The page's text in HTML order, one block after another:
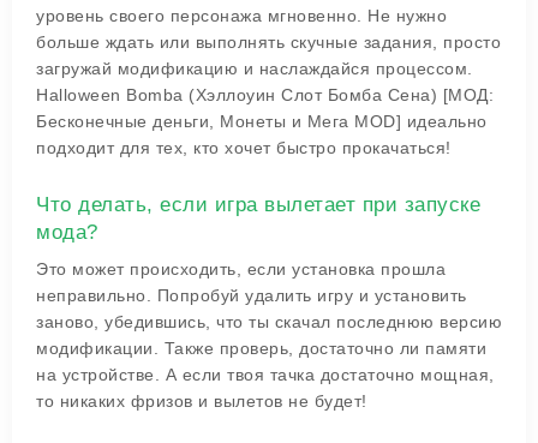
уровень своего персонажа мгновенно. Не нужно
больше ждать или выполнять скучные задания, просто
загружай модификацию и наслаждайся процессом.
Halloween Bomba (Хэллоуин Слот Бомба Сена) [МОД:
Бесконечные деньги, Монеты и Мега MOD] идеально
подходит для тех, кто хочет быстро прокачаться!
Что делать, если игра вылетает при запуске
мода?
Это может происходить, если установка прошла
неправильно. Попробуй удалить игру и установить
заново, убедившись, что ты скачал последнюю версию
модификации. Также проверь, достаточно ли памяти
на устройстве. А если твоя тачка достаточно мощная,
то никаких фризов и вылетов не будет!